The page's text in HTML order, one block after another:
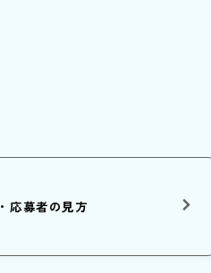
応募者の見方